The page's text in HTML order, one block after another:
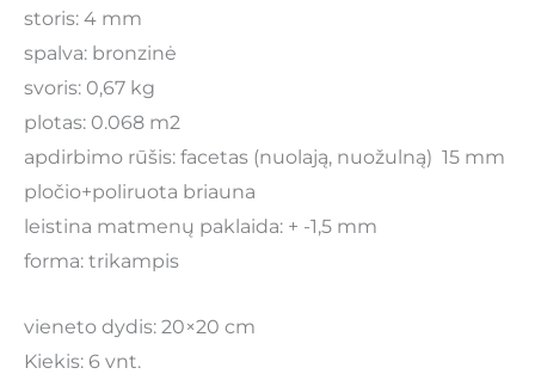
storis: 4 mm
spalva: bronzinė
svoris: 0,67 kg
plotas: 0.068 m2
apdirbimo rūšis: facetas (nuolają, nuožulną) 15 mm
pločio+poliruota briauna
leistina matmenų paklaida: + -1,5 mm
forma: trikampis
vieneto dydis: 20×20 cm
Kiekis: 6 vnt.